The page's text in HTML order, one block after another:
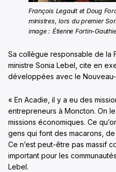
François Legault et Doug
ministres, lors du premier
image : Étienne Fortin-
Sa collègue responsable de la
ministre Sonia Lebel, cite en
développées avec le
« En Acadie, il y a eu des
entrepreneurs à Moncton. On
missions économiques. Ce
gens qui font des macarons,
Ce n’est peut-être pas massif
important pour les
Lebel.